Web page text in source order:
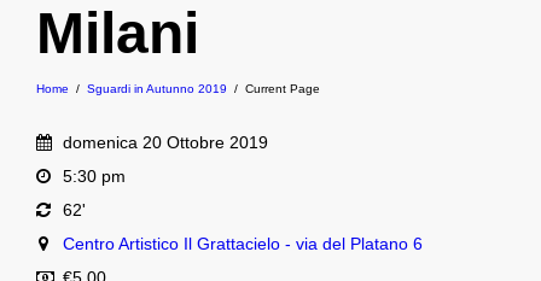
Milani
Home / Sguardi in Autunno 2019 / Current Page
domenica 20 Ottobre 2019
5:30 pm
62'
Centro Artistico Il Grattacielo - via del Platano 6